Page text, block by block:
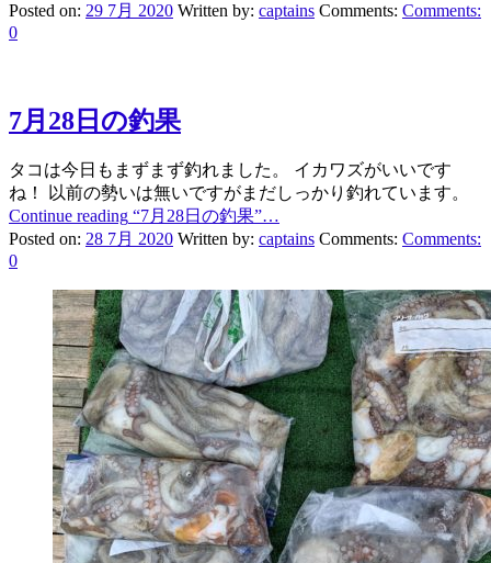
Posted on: 29 7月 2020 Written by: captains Comments: Comments:
0
7月28日の釣果
タコは今日もまずまず釣れました。 イカワズがいいです
ね！ 以前の勢いは無いですがまだしっかり釣れています。
Continue reading “7月28日の釣果”…
Posted on: 28 7月 2020 Written by: captains Comments: Comments:
0